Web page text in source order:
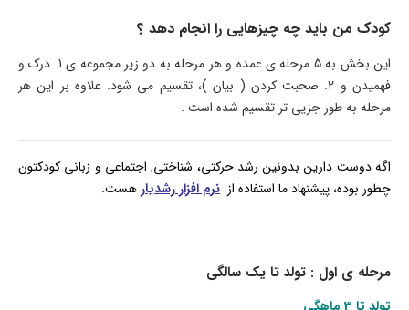
کودک من باید چه چیزهایی را انجام دهد ؟
این بخش به 5 مرحله ی عمده و هر مرحله به دو زیر مجموعه ی 1. درک و
فهمیدن و 2. صحبت کردن ( بیان )، تقسیم می شود. علاوه بر این هر
مرحله به طور جزیی تر تقسیم شده است .
اگه دوست دارین بدونین رشد حرکتی، شناختی, اجتماعی و زبانی کودکتون
چطور بوده، پیشنهاد ما استفاده از نرم افزار رشدیار هست.
مرحله ی اول : تولد تا یک سالگی